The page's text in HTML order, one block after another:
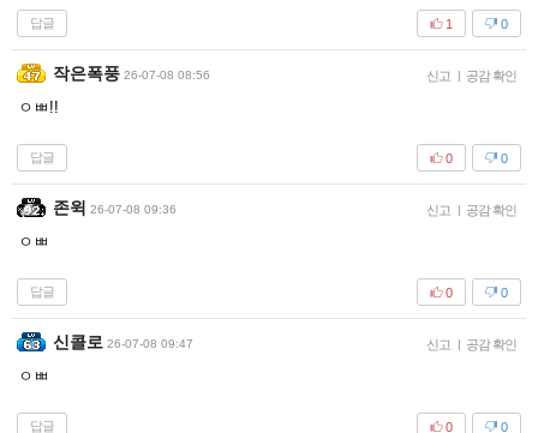
답글 0
1
작은폭풍 26-07-08 08:56 신고 | 공감 확인
ㅇㅃ!!
답글 0
0
존윅 26-07-08 09:36 신고 | 공감 확인
ㅇㅃ
답글 0
0
신콜로 26-07-08 09:47 신고 | 공감 확인
ㅇㅃ
답글 0
0